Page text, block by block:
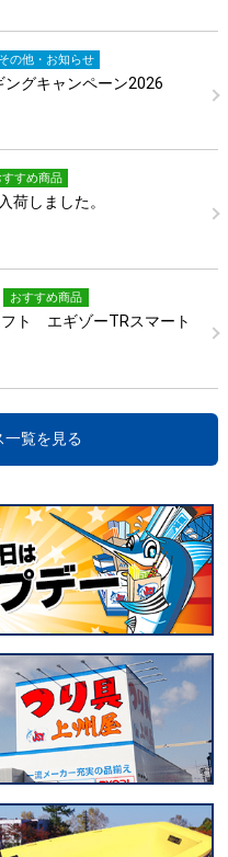
その他・お知らせ
ングキャンペーン2026
すすめ商品
荷しました。
おすすめ商品
フト エギゾーTRスマート
一覧を見る